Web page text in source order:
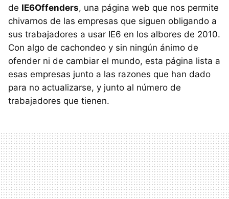
de IE6Offenders, una página web que nos permite
chivarnos de las empresas que siguen obligando a
sus trabajadores a usar IE6 en los albores de 2010.
Con algo de cachondeo y sin ningún ánimo de
ofender ni de cambiar el mundo, esta página lista a
esas empresas junto a las razones que han dado
para no actualizarse, y junto al número de
trabajadores que tienen.